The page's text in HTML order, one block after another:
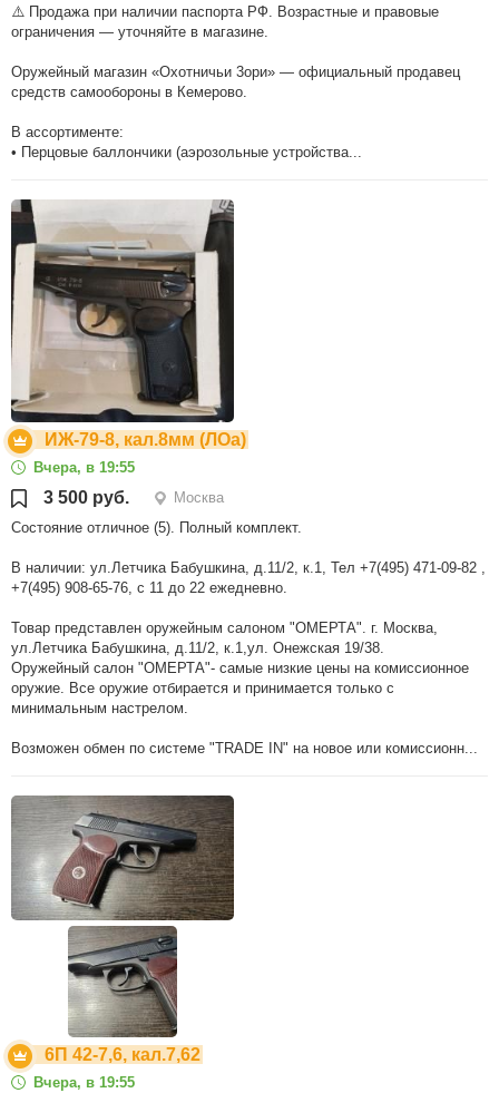
⚠️ Продажа при наличии паспорта РФ. Возрастные и правовые
ограничения — уточняйте в магазине.
Оружейный магазин «Охотничьи 3ори» — официальный продавец
средств самообороны в Кемерово.
В ассортименте:
• Перцовые баллончики (аэрозольные устройства...
ИЖ-79-8, кал.8мм (ЛОа)
Вчера, в 19:55
3 500 руб.
Москва
Состояние отличное (5). Полный комплект.
В наличии: ул.Летчика Бабушкина, д.11/2, к.1, Тел +7(495) 471-09-82 ,
+7(495) 908-65-76, с 11 до 22 ежедневно.
Товар представлен оружейным салоном "ОМЕРТА". г. Москва,
ул.Летчика Бабушкина, д.11/2, к.1,ул. Онежская 19/38.
Оружейный салон "ОМЕРТА"- самые низкие цены на комиссионное
оружие. Все оружие отбирается и принимается только с
минимальным настрелом.
Возможен обмен по системе "TRADE IN" на новое или комиссионн...
6П 42-7,6, кал.7,62
Вчера, в 19:55